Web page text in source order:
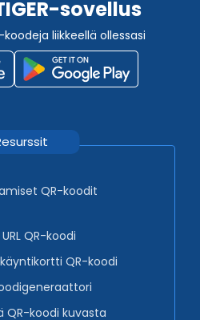
sovellus
liikkeellä ollessasi
QR-koodit
QR-koodi
QR-koodi
QR-koodi kuvasta